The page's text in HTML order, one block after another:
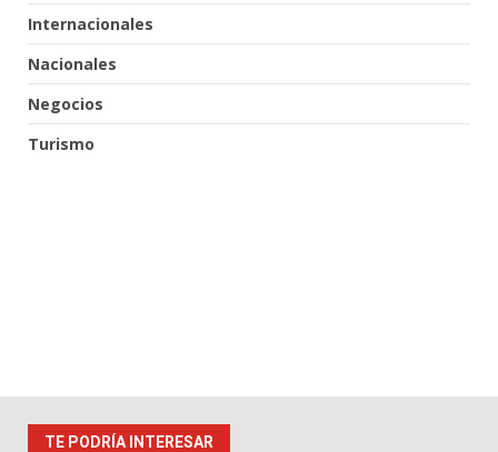
Internacionales
Nacionales
Negocios
Turismo
TE PODRÍA INTERESAR